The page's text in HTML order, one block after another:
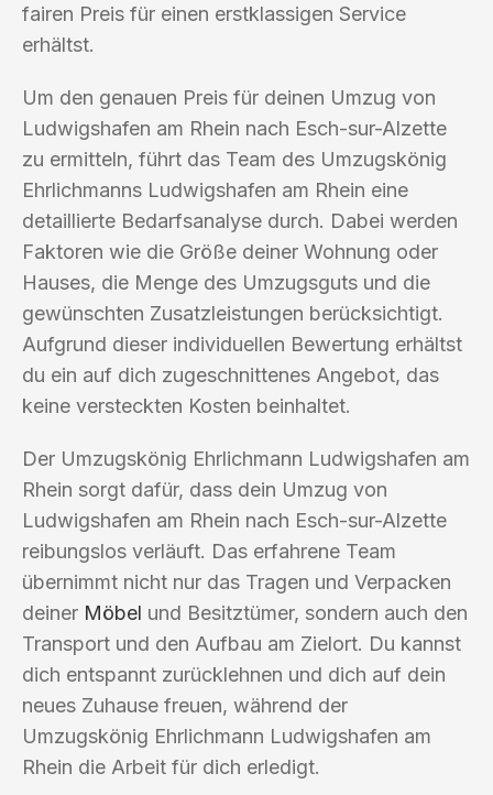
fairen Preis für einen erstklassigen Service
erhältst.
Um den genauen Preis für deinen Umzug von
Ludwigshafen am Rhein nach Esch-sur-Alzette
zu ermitteln, führt das Team des Umzugskönig
Ehrlichmanns Ludwigshafen am Rhein eine
detaillierte Bedarfsanalyse durch. Dabei werden
Faktoren wie die Größe deiner Wohnung oder
Hauses, die Menge des Umzugsguts und die
gewünschten Zusatzleistungen berücksichtigt.
Aufgrund dieser individuellen Bewertung erhältst
du ein auf dich zugeschnittenes Angebot, das
keine versteckten Kosten beinhaltet.
Der Umzugskönig Ehrlichmann Ludwigshafen am
Rhein sorgt dafür, dass dein Umzug von
Ludwigshafen am Rhein nach Esch-sur-Alzette
reibungslos verläuft. Das erfahrene Team
übernimmt nicht nur das Tragen und Verpacken
deiner Möbel und Besitztümer, sondern auch den
Transport und den Aufbau am Zielort. Du kannst
dich entspannt zurücklehnen und dich auf dein
neues Zuhause freuen, während der
Umzugskönig Ehrlichmann Ludwigshafen am
Rhein die Arbeit für dich erledigt.